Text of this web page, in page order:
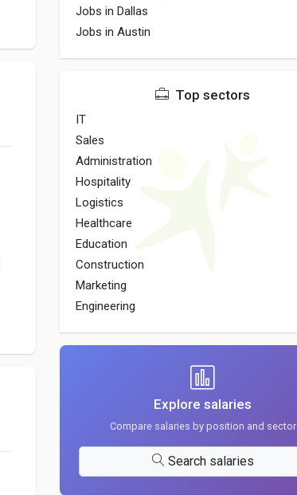
Jobs in Dallas
Jobs in Austin
Top sectors
IT
Sales
Administration
Hospitality
Logistics
Healthcare
Education
Construction
Marketing
Engineering
Explore salaries
Compare salaries by position and sector
Search salaries